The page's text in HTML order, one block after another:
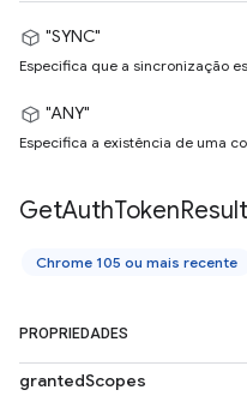
"SYNC"
Especifica que a sincronização
"ANY"
Especifica a existência de uma
GetAuthTokenResult
Chrome 105 ou mais recente
PROPRIEDADES
grantedScopes